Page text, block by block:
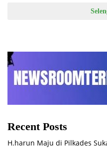
Recent Posts
H.harun Maju di Pilkades